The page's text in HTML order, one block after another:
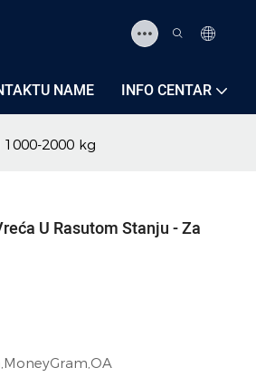
NAME INFO CENTAR
2000 kg
U Rasutom Stanju - Za